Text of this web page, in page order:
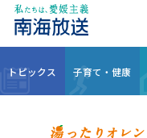
トピックス 子育て・健康